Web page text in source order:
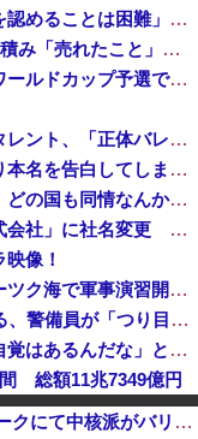
【広陵高野球部暴力問題】第三委「事実を認めることは困難」元部員「SNS開示請求開始」犯人として晒してた人達に損害賠償請求訴訟を起こす方針
中国、止められないEV製造 売れず在庫山積み「売れたこと」にして補助金を騙し取る事案を思いつきが横行
【緊急速報】韓国サッカー協会、ガチでワールドカップ予選での審判への性接待がバレ大炎上大騒ぎに
高市首相の熊本視察動画にケチを付けたタレント、「正体バレバレよな」と黒電話の呼び方であっさりと……
【衝撃】きゃりーぱみゅぱみゅ、うっかり本名を告白してしまう！！！！！
中国外務省「日本は原爆落とされて当然。どの国も同情なんかしない」
「プチプチ」の川上産業、「プチプチ株式会社」に社名変更 創業58年で [8/7]
像！
ロシア海軍の太平洋艦隊、日本海やオホーツク海で軍事演習開始…ウクライナ支援続ける日本を威嚇か！
中国人22人がタイの空港で搭乗拒否される、警備員が「つり目」ジェスチャー―香港メディア [8/6]
「人に恨みを買うようなことをしている自覚はあるんだな」と高市首相を嘲笑った左派、平和記念式典での演説にケチを付けるも……
総額11兆7349億円
ファルコン9の上段！
【閲覧注意動画】平和式典 広島ゲートパークにて中核派がバリキッショい“ムカデ行進”を披露「高市！打倒！式典！粉砕！」